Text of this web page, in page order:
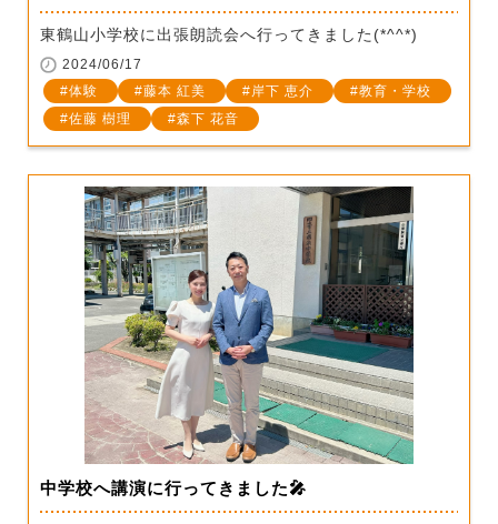
東鶴山小学校に出張朗読会へ行ってきました(*^^*)
2024/06/17
体験
藤本 紅美 岸下 恵介
教育・学校
佐藤 樹理
森下 花音
中学校へ講演に行ってきました🎤